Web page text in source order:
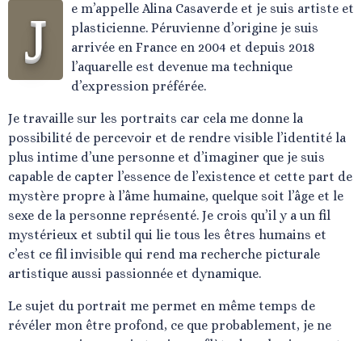
J
e m’appelle Alina Casaverde et je suis artiste et
plasticienne. Péruvienne d’origine je suis
arrivée en France en 2004 et depuis 2018
l’aquarelle est devenue ma technique
d’expression préférée.
Je travaille sur les portraits car cela me donne la
possibilité de percevoir et de rendre visible l’identité la
plus intime d’une personne et d’imaginer que je suis
capable de capter l’essence de l’existence et cette part de
mystère propre à l’âme humaine, quelque soit l’âge et le
sexe de la personne représenté. Je crois qu’il y a un fil
mystérieux et subtil qui lie tous les êtres humains et
c’est ce fil invisible qui rend ma recherche picturale
artistique aussi passionnée et dynamique.
Le sujet du portrait me permet en même temps de
révéler mon être profond, ce que probablement, je ne